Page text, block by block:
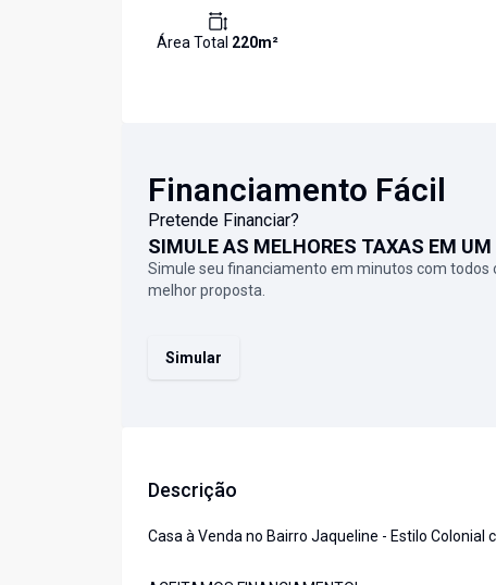
Área Total 220m²
Financiamento Fácil
Pretende Financiar?
SIMULE AS MELHORES TAXAS EM UM
Simule seu financiamento em minutos com todos
melhor proposta.
Simular
Descrição
Casa à Venda no Bairro Jaqueline - Estilo Colonial